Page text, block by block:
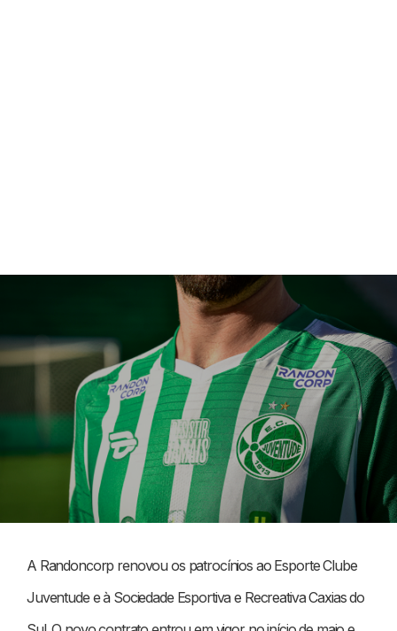
A Randoncorp renovou os patrocínios ao Esporte Clube
Juventude e à Sociedade Esportiva e Recreativa Caxias do